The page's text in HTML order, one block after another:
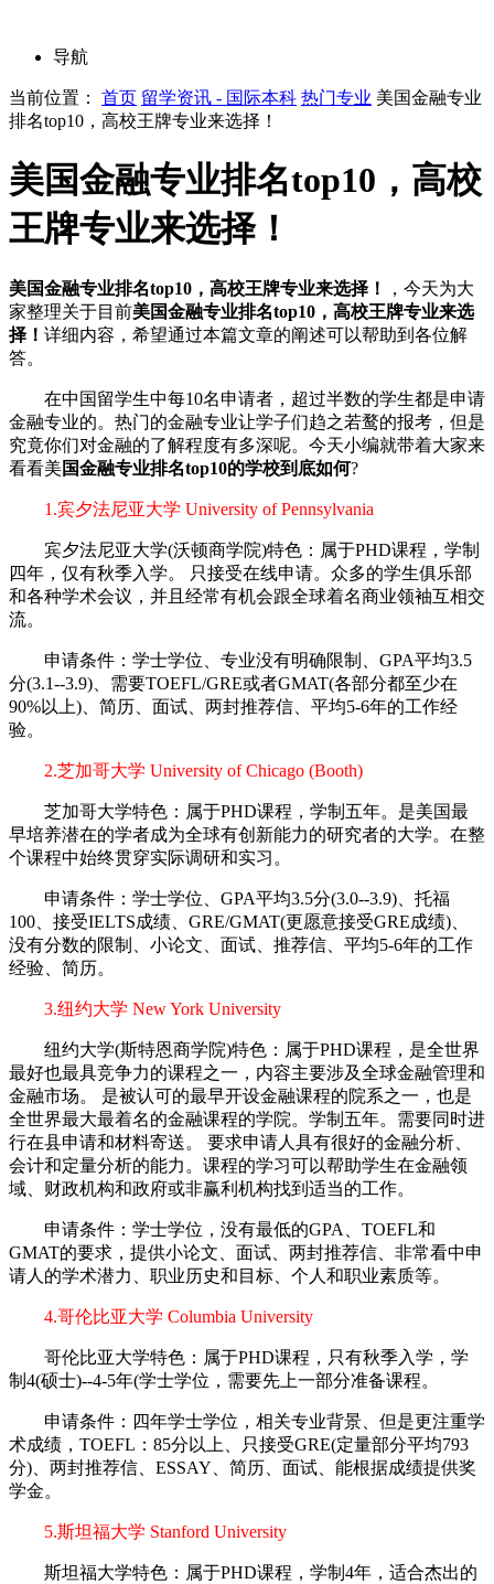
导航
当前位置： 首页 留学资讯 - 国际本科 热门专业 美国金融专业
排名top10，高校王牌专业来选择！
美国金融专业排名top10，高校
王牌专业来选择！
美国金融专业排名top10，高校王牌专业来选择！
，今天为大
家整理关于目前美国金融专业排名top10，高校王牌专业来选
择！ 详细内容，希望通过本篇文章的阐述可以帮助到各位解
答。
在中国留学生中每10名申请者，超过半数的学生都是申请
金融专业的。热门的金融专业让学子们趋之若鹜的报考，但是
究竟你们对金融的了解程度有多深呢。今天小编就带着大家来
看看美 国金融专业排名top10的学校到底如何?
1.宾夕法尼亚大学 University of Pennsylvania
宾夕法尼亚大学(沃顿商学院)特色：属于PHD课程，学制
四年，仅有秋季入学。 只接受在线申请。众多的学生俱乐部
和各种学术会议，并且经常有机会跟全球着名商业领袖互相交
流。
申请条件：学士学位、专业没有明确限制、GPA平均3.5
分(3.1--3.9)、需要TOEFL/GRE或者GMAT(各部分都至少在
90%以上)、简历、面试、两封推荐信、平均5-6年的工作经
验。
2.芝加哥大学 University of Chicago (Booth)
芝加哥大学特色：属于PHD课程，学制五年。是美国最
早培养潜在的学者成为全球有创新能力的研究者的大学。在整
个课程中始终贯穿实际调研和实习。
申请条件：学士学位、GPA平均3.5分(3.0--3.9)、托福
100、接受IELTS成绩、GRE/GMAT(更愿意接受GRE成绩)、
没有分数的限制、小论文、面试、推荐信、平均5-6年的工作
经验、简历。
3.纽约大学 New York University
纽约大学(斯特恩商学院)特色：属于PHD课程，是全世界
最好也最具竞争力的课程之一，内容主要涉及全球金融管理和
金融市场。 是被认可的最早开设金融课程的院系之一，也是
全世界最大最着名的金融课程的学院。学制五年。需要同时进
行在县申请和材料寄送。 要求申请人具有很好的金融分析、
会计和定量分析的能力。课程的学习可以帮助学生在金融领
域、财政机构和政府或非赢利机构找到适当的工作。
申请条件：学士学位，没有最低的GPA、TOEFL和
GMAT的要求，提供小论文、面试、两封推荐信、非常看中申
请人的学术潜力、职业历史和目标、个人和职业素质等。
4.哥伦比亚大学 Columbia University
哥伦比亚大学特色：属于PHD课程，只有秋季入学，学
制4(硕士)--4-5年(学士学位，需要先上一部分准备课程。
申请条件：四年学士学位，相关专业背景、但是更注重学
术成绩，TOEFL：85分以上、只接受GRE(定量部分平均793
分)、两封推荐信、ESSAY、简历、面试、能根据成绩提供奖
学金。
5.斯坦福大学 Stanford University
斯坦福大学特色：属于PHD课程，学制4年，适合杰出的